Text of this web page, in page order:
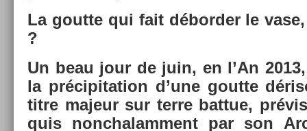
La gout­te qui fait débord­er le
?
Un beau jour de juin, en l’An
la précipita­tion d’une gout­te
titre majeur sur terre bat­tue,
quis non­chalam­ment par son